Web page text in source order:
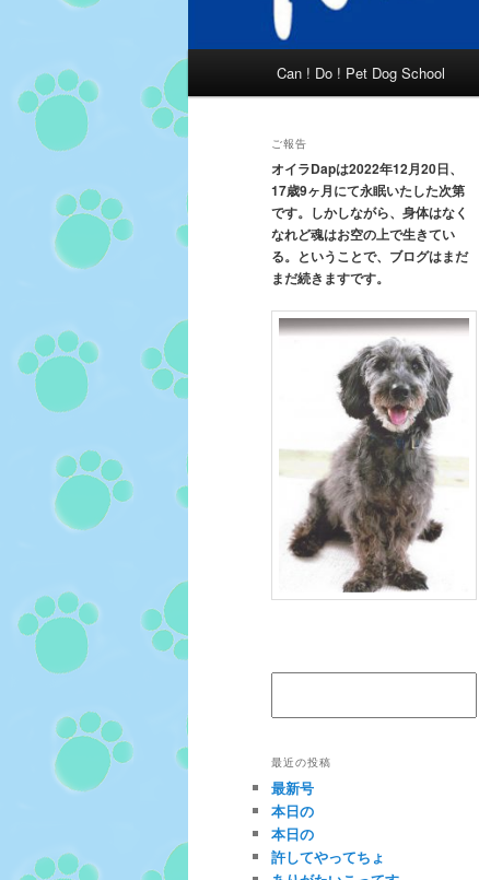
Can ! Do ! Pet Dog School
ご報告
オイラDapは2022年12月20日、
17歳9ヶ月にて永眠いたした次第
です。しかしながら、身体はなく
なれど魂はお空の上で生きてい
る。ということで、ブログはまだ
まだ続きますです。
最近の投稿
最新号
本日の
本日の
許してやってちょ